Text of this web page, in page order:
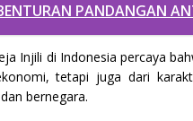
PANDANGAN
Injili di Indonesia percaya
tetapi juga dari
bernegara.